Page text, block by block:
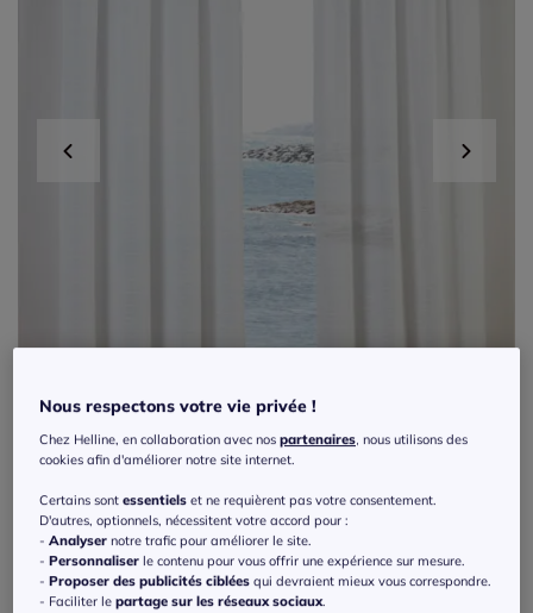
Exclu web
Rideaux
Réf : 716.016.052
Nous respectons votre vie privée !
Chez Helline, en collaboration avec nospartenaires , nous utilisons des
cookies afin d'améliorer notre site internet.
Certains sontessentiels et ne requièrent pas votre consentement.
D'autres, optionnels, nécessitent votre accord pour :
-Analyser notre trafic pour améliorer le site.
-Personnaliser le contenu pour vous offrir une expérience sur mesure.
-Proposer des publicités ciblées qui devraient mieux vous correspondre.
- Faciliter lepartage sur les réseaux sociaux